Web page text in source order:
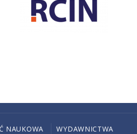
NAUKOWA WYDAWNICTWA